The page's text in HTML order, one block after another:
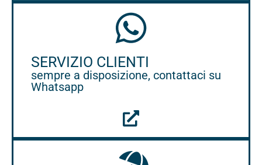
SERVIZIO CLIENTI
sempre a disposizione, contattaci su
Whatsapp